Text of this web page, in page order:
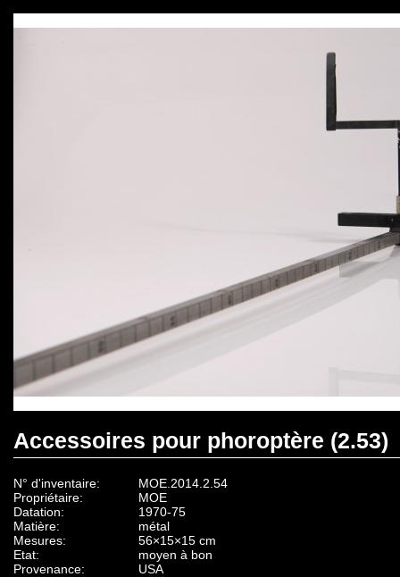
Accessoires pour phoroptère (2.53)
N° d'inventaire:
MOE.2014.2.54
Propriétaire:
MOE
Datation:
1970-75
Matière:
métal
Mesures:
56×15×15 cm
Etat:
moyen à bon
Provenance:
USA